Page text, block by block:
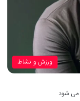
ورزش و نشاط
می شود